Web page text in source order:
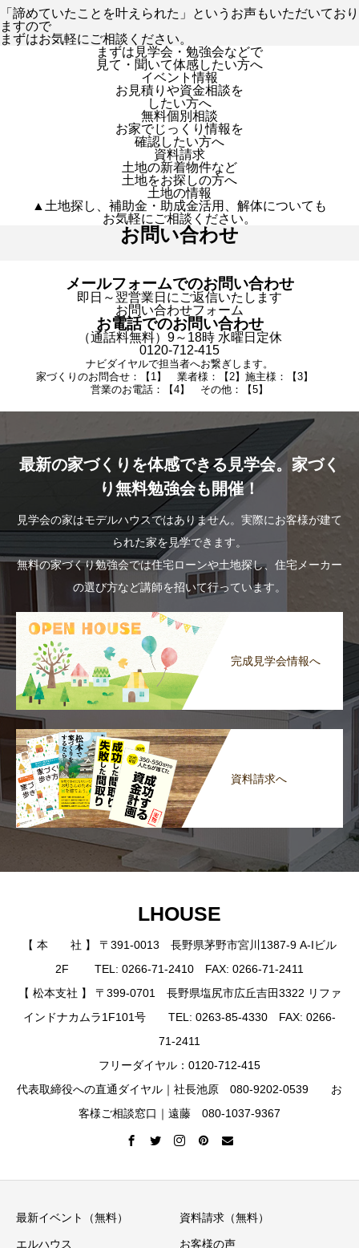
「諦めていたことを叶えられた」というお声もいただいており
ますので
まずはお気軽にご相談ください。
まずは見学会・勉強会などで
見て・聞いて体感したい方へ
イベント情報
お見積りや資金相談を
したい方へ
無料個別相談
お家でじっくり情報を
確認したい方へ
資料請求
土地の新着物件など
土地をお探しの方へ
土地の情報
▲土地探し、補助金・助成金活用、解体についても
お気軽にご相談ください。
お問い合わせ
メールフォームでのお問い合わせ
即日～翌営業日にご返信いたします
お問い合わせフォーム
お電話でのお問い合わせ
（通話料無料）9～18時 水曜日定休
0120-712-415
ナビダイヤルで担当者へお繋ぎします。
家づくりのお問合せ：【1】 業者様：【2】施主様：【3】
営業のお電話：【4】 その他：【5】
最新の家づくりを体感できる見学会。家づく
り無料勉強会も開催！
見学会の家はモデルハウスではありません。実際にお客様が建て
られた家を見学できます。
無料の家づくり勉強会では住宅ローンや土地探し、住宅メーカー
の選び方など講師を招いて行っています。
完成見学会情報へ
資料請求へ
LHOUSE
【 本 社 】 〒391-0013 長野県茅野市宮川1387-9 A-Iビル
2F TEL: 0266-71-2410 FAX: 0266-71-2411
【 松本支社 】 〒399-0701 長野県塩尻市広丘吉田3322 リファ
インドナカムラ1F101号 TEL: 0263-85-4330 FAX: 0266-
71-2411
フリーダイヤル：0120-712-415
代表取締役への直通ダイヤル｜社長池原 080-9202-0539 お
客様ご相談窓口｜遠藤 080-1037-9367
最新イベント（無料） 資料請求（無料）
エルハウス お客様の声